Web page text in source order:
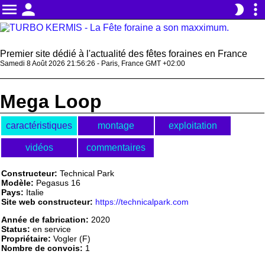
menu person brightness_2 more_vert
Premier site dédié à l'actualité des fêtes foraines en France
Samedi 8 Août 2026 21:56:26 - Paris, France GMT +02:00
Mega Loop
caractéristiques montage exploitation
vidéos commentaires
Constructeur: Technical Park
Modèle: Pegasus 16
Pays: Italie
Site web constructeur: https://technicalpark.com
Année de fabrication: 2020
Status: en service
Propriétaire: Vogler (F)
Nombre de convois: 1